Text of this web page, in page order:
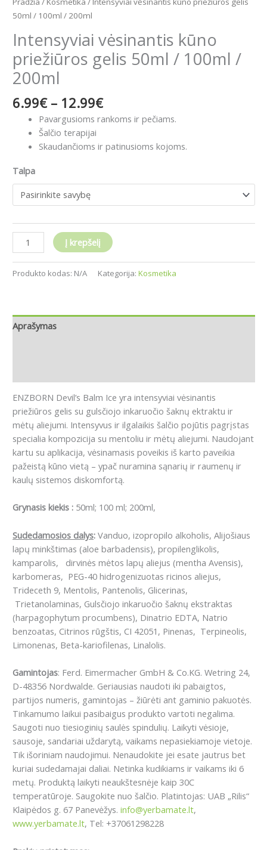
50ml / 100ml / 200ml
Intensyviai vėsinantis kūno
priežiūros gelis 50ml / 100ml /
200ml
6.99€ – 12.99€
Pavargusioms rankoms ir pečiams.
Šalčio terapijai
Skaudančioms ir patinusioms kojoms.
Talpa
Į krepšelį
Produkto kodas: N/A Kategorija: Kosmetika
Aprašymas
ENZBORN Devil’s Balm Ice yra intensyviai vėsinantis
priežiūros gelis su gulsčiojo inkaruočio šaknų ektraktu ir
mėtų aliejumi. Intensyvus ir ilgalaikis šalčio pojūtis pagrįstas
specialia kompozicija su mentoliu ir mėtų aliejumi. Naudojant
kartu su aplikacija, vėsinamasis poveikis iš karto paveikia
pažeistą kūno vietą – ypač nuramina sąnarių ir raumenų ir
kaulų sistemos diskomfortą.
Grynasis kiekis : 50ml; 100 ml; 200ml,
Sudedamosios dalys: Vanduo, izopropilo alkoholis, Alijošiaus
lapų minkštimas (aloe barbadensis), propilenglikolis,
kamparolis, dirvinės mėtos lapų aliejus (mentha Avensis),
karbomeras, PEG-40 hidrogenizuotas ricinos aliejus,
Trideceth 9, Mentolis, Pantenolis, Glicerinas,
Trietanolaminas, Gulsčiojo inkaruočio šaknų ekstraktas
(harpagophytum procumbens), Dinatrio EDTA, Natrio
benzoatas, Citrinos rūgštis, CI 42051, Pinenas, Terpineolis,
Limonenas, Beta-kariofilenas, Linalolis.
Gamintojas: Ferd. Eimermacher GmbH & Co.KG. Wetring 24,
D-48356 Nordwalde. Geriausias naudoti iki pabaigtos,
partijos numeris, gamintojas – žiūrėti ant gaminio pakuotės.
Tinkamumo laikui pasibaigus produkto vartoti negalima.
Saugoti nuo tiesioginių saulės spindulių. Laikyti vėsioje,
sausoje, sandariai uždarytą, vaikams nepasiekiamoje vietoje.
Tik išoriniam naudojimui. Nenaudokite jei esate jautrus bet
kuriai sudedamajai daliai. Netinka kudikiams ir vaikams iki 6
metų. Produktą laikyti neaukštesnėje kaip 30C
temperatūroje. Saugokite nuo šalčio. Platintojas: UAB „Rilis“
Klaipėdos g. 67 Panevėžys. info@yerbamate.lt,
www.yerbamate.lt, Tel: +37061298228